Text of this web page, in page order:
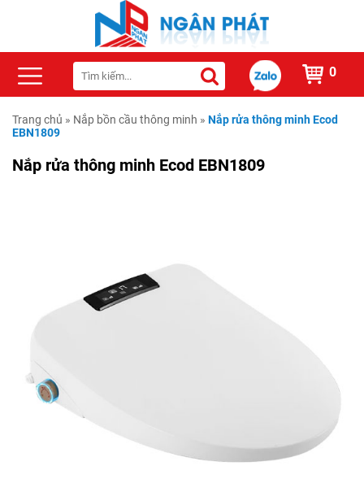
0
Trang chủ » Nắp bồn cầu thông minh » Nắp rửa thông minh Ecod
EBN1809
Nắp rửa thông minh Ecod EBN1809